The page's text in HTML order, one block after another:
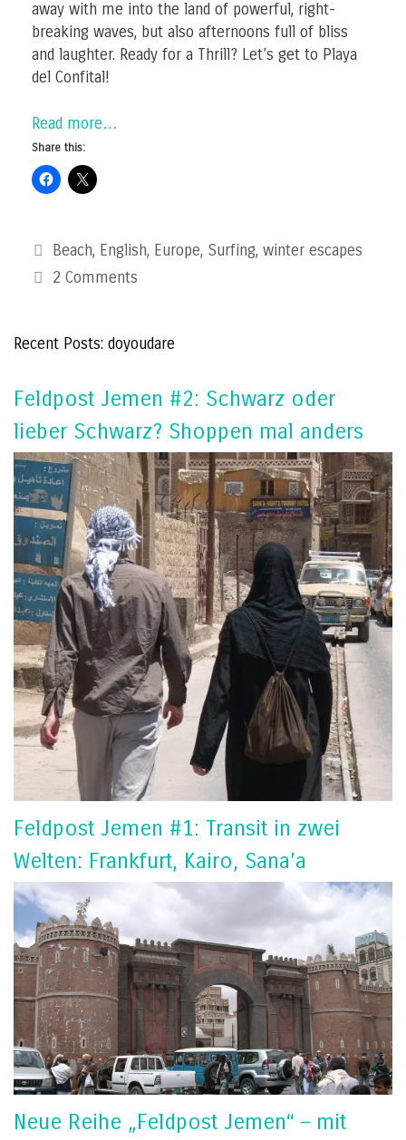
away with me into the land of powerful, right-
breaking waves, but also afternoons full of bliss
and laughter. Ready for a Thrill? Let’s get to Playa
del Confital!
Read more…
Share this:
Categories
Beach, English, Europe, Surfing,winter escapes
2 Comments
Recent Posts: doyoudare
Feldpost Jemen #2: Schwarz oder
lieber Schwarz? Shoppen mal anders
Feldpost Jemen #1: Transit in zwei
Welten: Frankfurt, Kairo, Sana’a
Neue Reihe „Feldpost Jemen“ – mit